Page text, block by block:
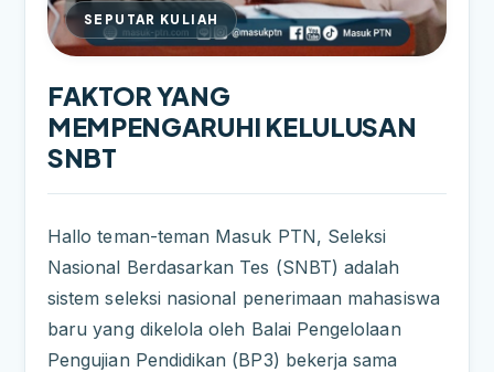
SEPUTAR KULIAH
FAKTOR YANG
MEMPENGARUHI KELULUSAN
SNBT
Hallo teman-teman Masuk PTN, Seleksi
Nasional Berdasarkan Tes (SNBT) adalah
sistem seleksi nasional penerimaan mahasiswa
baru yang dikelola oleh Balai Pengelolaan
Pengujian Pendidikan (BP3) bekerja sama